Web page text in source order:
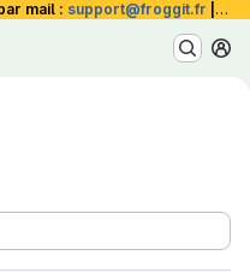
mail : support@froggit.fr La